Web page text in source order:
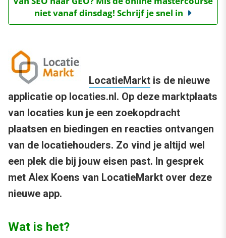
niet vanaf dinsdag! Schrijf je snel in
LocatieMarkt is de nieuwe
applicatie op locaties.nl. Op deze marktplaats
van locaties kun je een zoekopdracht
plaatsen en biedingen en reacties ontvangen
van de locatiehouders. Zo vind je altijd wel
een plek die bij jouw eisen past. In gesprek
met Alex Koens van LocatieMarkt over deze
nieuwe app.
Wat is het?